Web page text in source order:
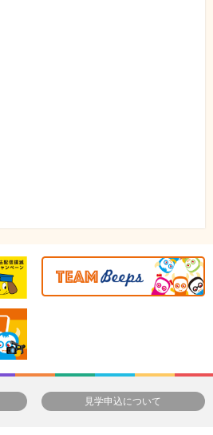
見学申込について